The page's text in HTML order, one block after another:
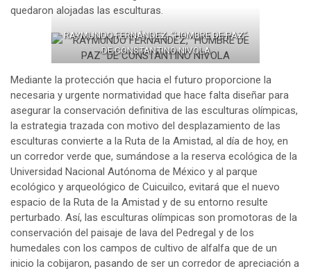
quedaron alojadas las esculturas.
RAYMUNDO FERNÁNDEZ, “HOMBRE DE PAZ”
DE CONSTANTINO NIVOLA
Mediante la protección que hacia el futuro proporcione la
necesaria y urgente normatividad que hace falta diseñar para
asegurar la conservación definitiva de las esculturas olímpicas,
la estrategia trazada con motivo del desplazamiento de las
esculturas convierte a la Ruta de la Amistad, al día de hoy, en
un corredor verde que, sumándose a la reserva ecológica de la
Universidad Nacional Autónoma de México y al parque
ecológico y arqueológico de Cuicuilco, evitará que el nuevo
espacio de la Ruta de la Amistad y de su entorno resulte
perturbado. Así, las esculturas olímpicas son promotoras de la
conservación del paisaje de lava del Pedregal y de los
humedales con los campos de cultivo de alfalfa que de un
inicio la cobijaron, pasando de ser un corredor de apreciación a